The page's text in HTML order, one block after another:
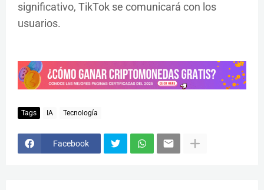
significativo, TikTok se comunicará con los
usuarios.
Tags IA Tecnología
Facebook